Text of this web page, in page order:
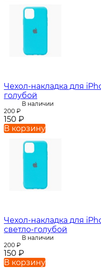
Чехол-накладка для
голубой
В наличии
200 ₽
150 ₽
В корзину
Чехол-накладка для
светло-голубой
В наличии
200 ₽
150 ₽
В корзину